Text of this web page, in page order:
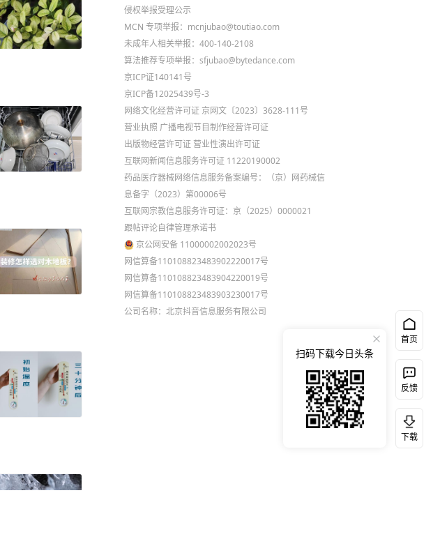
侵权举报受理公示
MCN 专项举报：mcnjubao@toutiao.com
未成年人相关举报：400-140-2108
算法推荐专项举报：sfjubao@bytedance.com
京ICP证140141号
京ICP备12025439号-3
网络文化经营许可证 京网文〔2023〕3628-111号
营业执照 广播电视节目制作经营许可证
出版物经营许可证 营业性演出许可证
互联网新闻信息服务许可证 11220190002
药品医疗器械网络信息服务备案编号：（京）网药械信
息备字（2023）第00006号
互联网宗教信息服务许可证：京（2025）0000021
跟帖评论自律管理承诺书
京公网安备 11000002002023号
网信算备110108823483902220017号
网信算备110108823483904220019号
网信算备110108823483903230017号
公司名称：北京抖音信息服务有限公司
首页
反馈
下载
扫码下载今日头条